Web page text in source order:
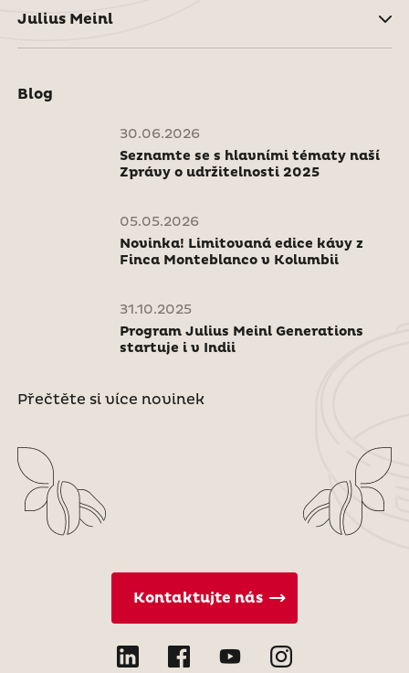
Julius Meinl
Blog
30.06.2026
Seznamte se s hlavními tématy naší
Zprávy o udržitelnosti 2025
05.05.2026
Novinka! Limitovaná edice kávy z
Finca Monteblanco v Kolumbii
31.10.2025
Program Julius Meinl Generations
startuje i v Indii
Přečtěte si více novinek
Kontaktujte nás